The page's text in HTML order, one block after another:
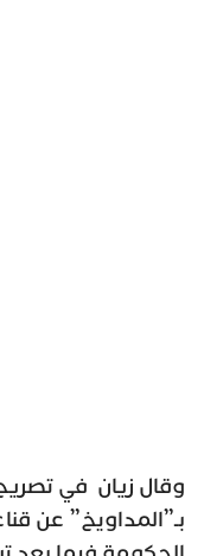
وقال زيان في
بـ”المداويخ” عن